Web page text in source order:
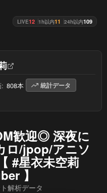
LIVE12 1h以内11 24h以内109
808本
統計データ
歓迎◎ 深夜に
ロ/jpop/アニソ
#星衣未空莉
】
解析データ